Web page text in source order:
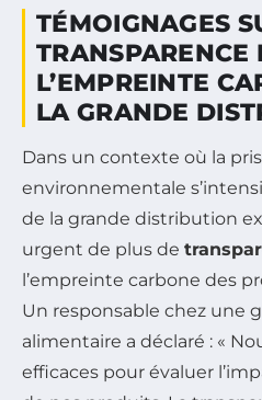
TÉMOIGNAGES
TRANSPARENCE
L’EMPREINTE
LA GRANDE
Dans un contexte où la
environnementale
de la grande distribution
urgent de plus de
l’empreinte carbone des
Un responsable chez une
alimentaire a déclaré : «
efficaces pour évaluer